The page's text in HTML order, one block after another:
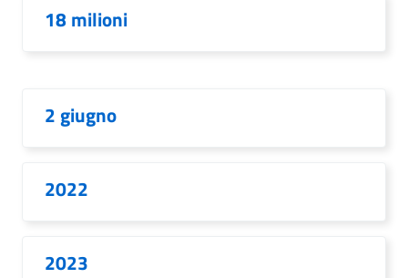
18 milioni
2 giugno
2022
2023